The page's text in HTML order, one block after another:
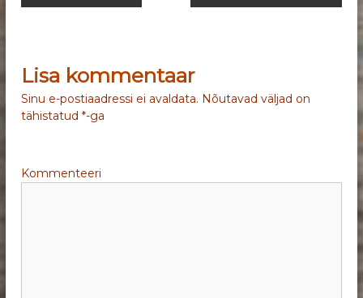
v
i
e
Lisa kommentaar
Sinu e-postiaadressi ei avaldata. Nõutavad väljad on
tähistatud*-ga
Kommenteeri